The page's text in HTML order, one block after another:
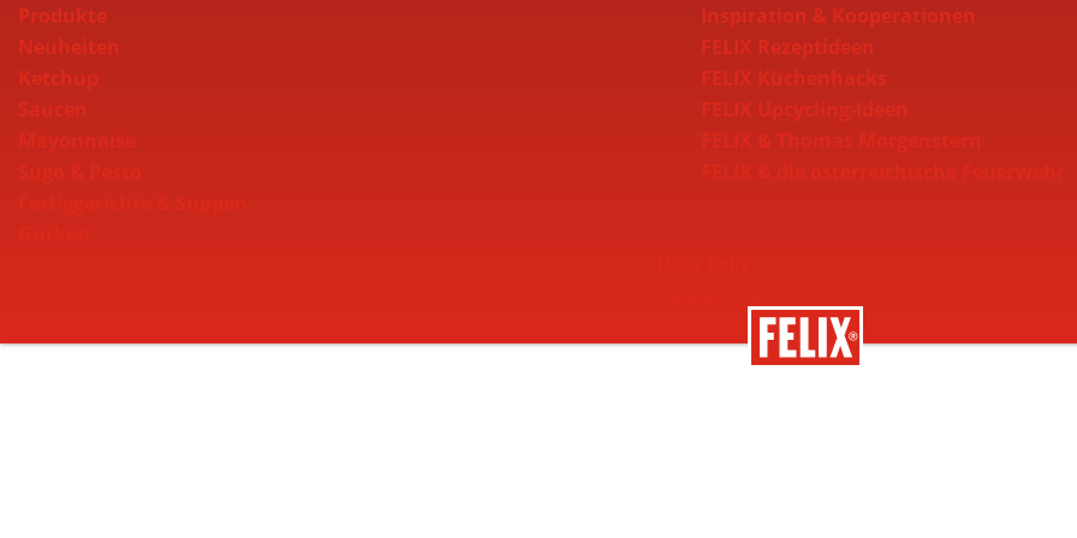
Produkte
Neuheiten
Ketchup
Saucen
Inspiration & Kooperationen
FELIX Rezeptideen
FELIX Küchenhacks
FELIX Upcycling-Ideen
Nachhaltigkeit